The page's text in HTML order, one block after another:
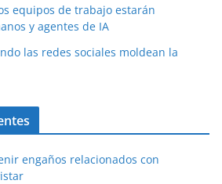
equipos de trabajo estarán
y agentes de IA
las redes sociales moldean la
engaños relacionados con